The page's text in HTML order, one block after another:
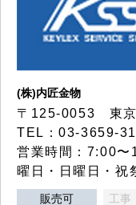
(株)内匠金物
〒125-0053 東京
TEL：03-3659-
営業時間：7:00〜
曜日・日曜日・祝
販売可 工事